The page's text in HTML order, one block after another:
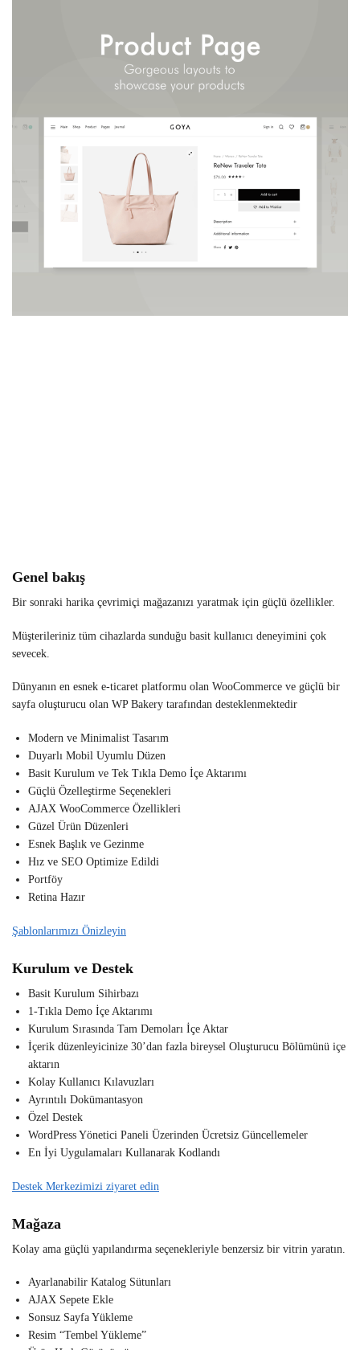
Genel bakış
Bir sonraki harika çevrimiçi mağazanızı yaratmak için güçlü özellikler.
Müşterileriniz tüm cihazlarda sunduğu basit kullanıcı deneyimini çok
sevecek.
Dünyanın en esnek e-ticaret platformu olan WooCommerce ve güçlü bir
sayfa oluşturucu olan WP Bakery tarafından desteklenmektedir
Modern ve Minimalist Tasarım
Duyarlı Mobil Uyumlu Düzen
Basit Kurulum ve Tek Tıkla Demo İçe Aktarımı
Güçlü Özelleştirme Seçenekleri
AJAX WooCommerce Özellikleri
Güzel Ürün Düzenleri
Esnek Başlık ve Gezinme
Hız ve SEO Optimize Edildi
Portföy
Retina Hazır
Şablonlarımızı Önizleyin
Kurulum ve Destek
Basit Kurulum Sihirbazı
1-Tıkla Demo İçe Aktarımı
Kurulum Sırasında Tam Demoları İçe Aktar
İçerik düzenleyicinize 30’dan fazla bireysel Oluşturucu Bölümünü içe
aktarın
Kolay Kullanıcı Kılavuzları
Ayrıntılı Dokümantasyon
Özel Destek
WordPress Yönetici Paneli Üzerinden Ücretsiz Güncellemeler
En İyi Uygulamaları Kullanarak Kodlandı
Destek Merkezimizi ziyaret edin
Mağaza
Kolay ama güçlü yapılandırma seçenekleriyle benzersiz bir vitrin yaratın.
Ayarlanabilir Katalog Sütunları
AJAX Sepete Ekle
Sonsuz Sayfa Yükleme
Resim “Tembel Yükleme”